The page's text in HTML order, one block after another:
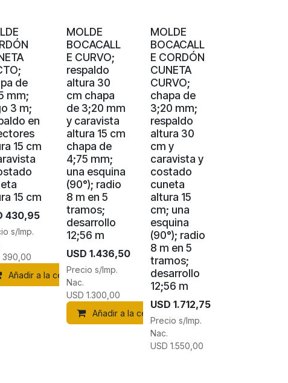
de
mm;
3 m;
en
15 cm
15 cm
430,95
s/Imp.
390,00
Añadir a la cesta
MOLDE
BOCACALL
E CURVO;
respaldo
altura 30
cm chapa
de 3;20 mm
y caravista
altura 15 cm
chapa de
4;75 mm;
una esquina
(90°); radio
8 m en 5
tramos;
desarrollo
12;56 m
USD 1.436,50
Precio s/Imp.
Nac.
USD 1.300,00
Añadir a la cesta
MOLDE
BOCACALL
E CORDÓN
CUNETA
CURVO;
chapa de
3;20 mm;
respaldo
altura 30
cm y
caravista y
costado
cuneta
altura 15
cm; una
esquina
(90°); radio
8 m en 5
tramos;
desarrollo
12;56 m
USD 1.712,75
Precio s/Imp.
Nac.
USD 1.550,00